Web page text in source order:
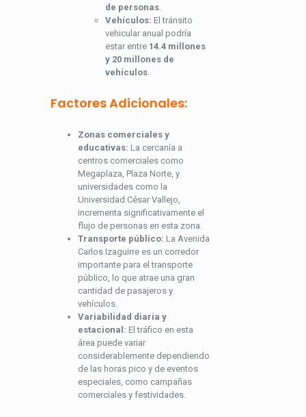
de personas
Vehículos: El tránsito
vehicular anual podría
estar entre 14.4 millones
y 20 millones de
vehículos
Factores Adicionales:
Zonas comerciales y
educativas: La cercanía a
centros comerciales como
Megaplaza, Plaza Norte, y
universidades como la
Universidad César Vallejo,
incrementa significativamente el
flujo de personas en esta zona.
Transporte público: La Avenida
Carlos Izaguirre es un corredor
importante para el transporte
público, lo que atrae una gran
cantidad de pasajeros y
vehículos.
Variabilidad diaria y
estacional: El tráfico en esta
área puede variar
considerablemente dependiendo
de las horas pico y de eventos
especiales, como campañas
comerciales y festividades.